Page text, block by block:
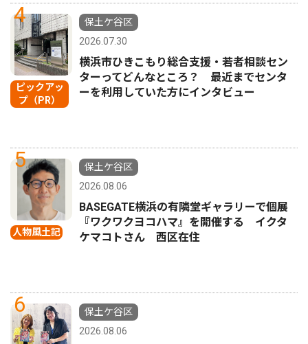
4
ピックアッ
プ（PR）
保土ケ谷区
2026.07.30
横浜市ひきこもり総合支援・若者相談セン
ターってどんなところ？ 最近までセンタ
ーを利用していた方にインタビュー
5
人物風土記
保土ケ谷区
2026.08.06
BASEGATE横浜の有隣堂ギャラリーで個展
『ワクワクヨコハマ』を開催する イクタ
ケマコトさん 西区在住
6
保土ケ谷区
2026.08.06